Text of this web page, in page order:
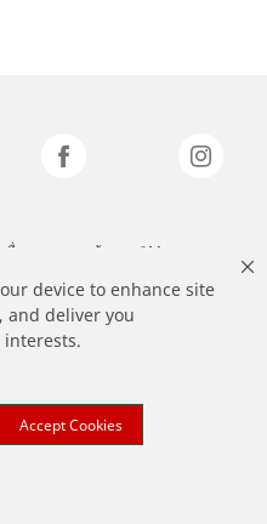
device to enhance site
and deliver you
Accept Cookies
รื่องหมายการค้าของ 3M